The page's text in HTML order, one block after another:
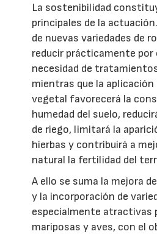
La sostenibilidad
principales de la
de nuevas variedades de
reducir prácticamente por
necesidad de
mientras que la aplicación
vegetal favorecerá la
humedad del suelo,
de riego, limitará la
hierbas y contribuirá a
natural la fertilidad del
A ello se suma la mejora
y la incorporación de
especialmente atractivas
mariposas y aves, con el